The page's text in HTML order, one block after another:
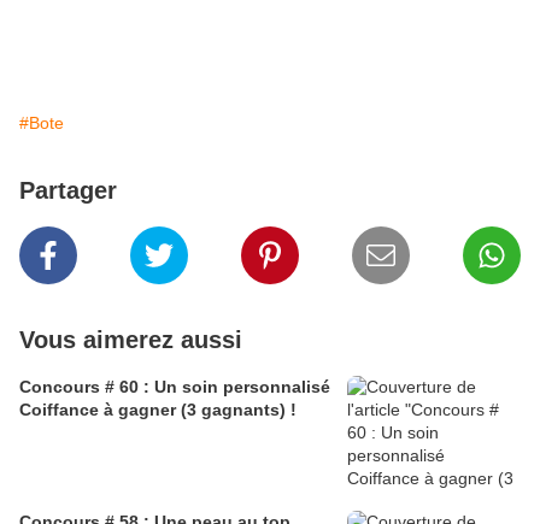
#Bote
Partager
Vous aimerez aussi
Concours # 60 : Un soin personnalisé
Coiffance à gagner (3 gagnants) !